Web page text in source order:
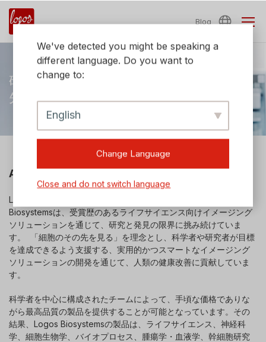
Blog
研究の卓越性を支える
先進的イメージングソリューション
ABOUT LOGOS BIOSYSTEMS
Logos Biosystemsについて 2008年の設立以来、Logos
Biosystemsは、受賞歴のあるライフサイエンス向けイメージング
ソリューションを通じて、研究と発見の限界に挑み続けていま
す。 「細胞のその先を見る」を理念とし、科学者や研究者が目標
を達成できるよう支援する、実用的かつスマートなイメージング
ソリューションの開発を通じて、人類の健康改善に貢献していま
す。
科学者を中心に構成されたチームによって、手頃な価格でありな
がら最高品質の製品を提供することが可能となっています。その
結果、Logos Biosystemsの製品は、ライフサイエンス、神経科
学、細胞生物学、バイオプロセス、腫瘍学・血液学、幹細胞研究
We've detected you might be speaking a
different language. Do you want to
change to:
English
Change Language
Close and do not switch language